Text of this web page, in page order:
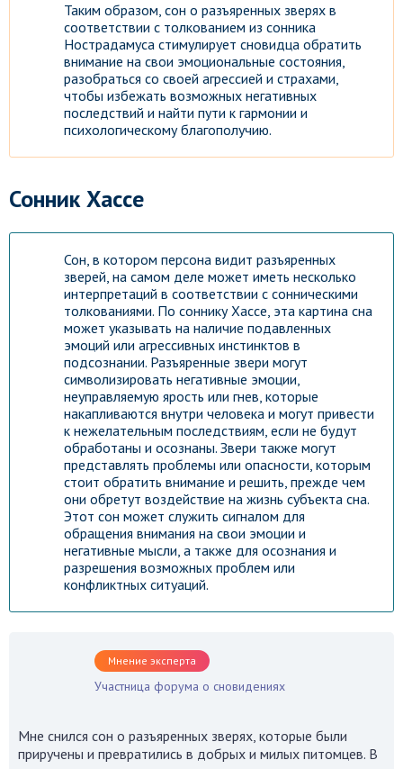
Таким образом, сон о разъяренных зверях в
соответствии с толкованием из сонника
Нострадамуса стимулирует сновидца обратить
внимание на свои эмоциональные состояния,
разобраться со своей агрессией и страхами,
чтобы избежать возможных негативных
последствий и найти пути к гармонии и
психологическому благополучию.
Сонник Хассе
Сон, в котором персона видит разъяренных
зверей, на самом деле может иметь несколько
интерпретаций в соответствии с сонническими
толкованиями. По соннику Хассе, эта картина сна
может указывать на наличие подавленных
эмоций или агрессивных инстинктов в
подсознании. Разъяренные звери могут
символизировать негативные эмоции,
неуправляемую ярость или гнев, которые
накапливаются внутри человека и могут привести
к нежелательным последствиям, если не будут
обработаны и осознаны. Звери также могут
представлять проблемы или опасности, которым
стоит обратить внимание и решить, прежде чем
они обретут воздействие на жизнь субъекта сна.
Этот сон может служить сигналом для
обращения внимания на свои эмоции и
негативные мысли, а также для осознания и
разрешения возможных проблем или
конфликтных ситуаций.
Мнение эксперта
Участница форума о сновидениях
Мне снился сон о разъяренных зверях, которые были
приручены и превратились в добрых и милых питомцев. В